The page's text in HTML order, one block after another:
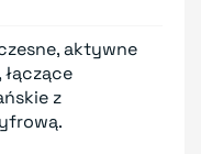
aktywne
z